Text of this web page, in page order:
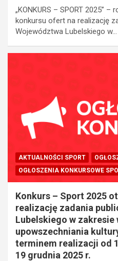
„KONKURS – SPORT 2025”
konkursu ofert na realizację
Województwa Lubelskiego w…
AKTUALNOŚCI SPORT
OGŁOSZENIA KONKURSOWE
Konkurs – Sport 2025
realizację zadania
Lubelskiego w zakresie
upowszechniania
terminem realizacji od
19 grudnia 2025 r.